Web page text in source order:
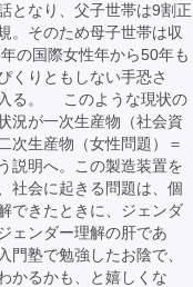
となり、父子世帯は9割正
。そのため母子世帯は収
の国際女性年から50年も
くりともしない手恐さ
る。 このような現状の
況が一次生産物（社会資
次生産物（女性問題）＝
説明へ。この製造装置を
社会に起きる問題は、個
できたときに、ジェンダ
ェンダー理解の肝であ
門塾で勉強したお陰で、
かるかも、と嬉しくな